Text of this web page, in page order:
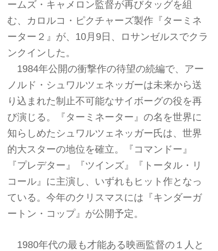
ームズ・キャメロン監督が再びタッグを組
む、カロルコ・ピクチャーズ製作『ターミネ
ーター２』が、10月9日、ロサンゼルスでクラ
ンクインした。
1984年公開の衝撃作の待望の続編で、アー
ノルド・シュワルツェネッガーは未来から送
り込まれた制止不可能なサイボーグの役を再
び演じる。『ターミネーター』の名を世界に
知らしめたシュワルツェネッガー氏は、世界
的大スターの地位を確立。『コマンドー』
『プレデター』『ツインズ』『トータル・リ
コール』に主演し、いずれもヒット作となっ
ている。今年のクリスマスには『キンダーガ
ートン・コップ』が公開予定。
1980年代の最も才能ある映画監督の１人と